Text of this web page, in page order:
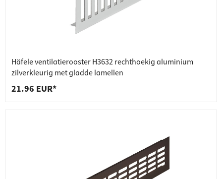
Häfele ventilatierooster H3632 rechthoekig aluminium
zilverkleurig met gladde lamellen
21.96 EUR*